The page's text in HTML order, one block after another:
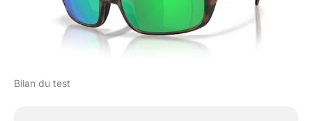
toute boîte de matériel
de pêche
Bilan du test